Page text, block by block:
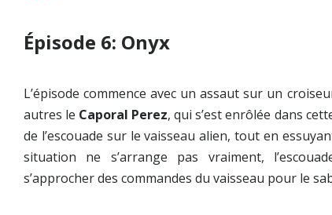
Épisode 6: Onyx
L’épisode commence avec un assaut sur un
autres le Caporal Perez, qui s’est enrôlée dans
de l’escouade sur le vaisseau alien, tout en
situation ne s’arrange pas vraiment,
s’approcher des commandes du vaisseau pour le